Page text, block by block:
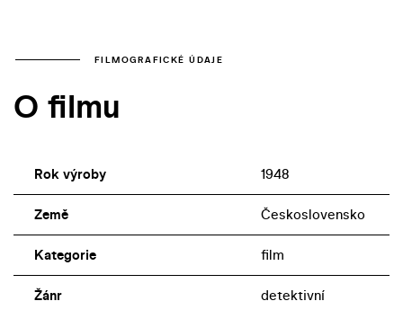
FILMOGRAFICKÉ ÚDAJE
O filmu
Rok výroby 1948
Země Československo
Kategorie film
Žánr detektivní